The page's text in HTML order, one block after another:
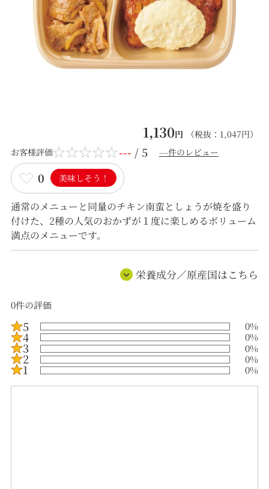
1,130円 （税抜： 1,047円）
お客様評価
--- / 5 ---件のレビュー
0 美味しそう！
通常のメニューと同量のチキン南蛮としょうが焼を盛り
付けた、2種の人気のおかずが１度に楽しめるボリューム
満点のメニューです。
栄養成分／原産国はこちら
0件の評価
5 0%
4 0%
3 0%
2 0%
1 0%